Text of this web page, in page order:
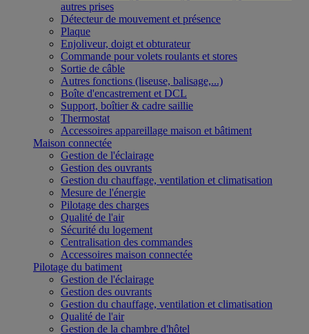
autres prises
Détecteur de mouvement et présence
Plaque
Enjoliveur, doigt et obturateur
Commande pour volets roulants et stores
Sortie de câble
Autres fonctions (liseuse, balisage,...)
Boîte d'encastrement et DCL
Support, boîtier & cadre saillie
Thermostat
Accessoires appareillage maison et bâtiment
Maison connectée
Gestion de l'éclairage
Gestion des ouvrants
Gestion du chauffage, ventilation et climatisation
Mesure de l'énergie
Pilotage des charges
Qualité de l'air
Sécurité du logement
Centralisation des commandes
Accessoires maison connectée
Pilotage du batiment
Gestion de l'éclairage
Gestion des ouvrants
Gestion du chauffage, ventilation et climatisation
Qualité de l'air
Gestion de la chambre d'hôtel